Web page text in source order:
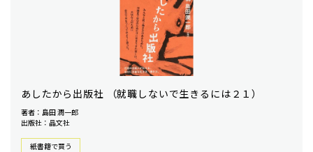
あしたから出版社 （就職しないで生きるには２１）
著者：島田 潤一郎
出版社：晶文社
紙書籍で買う